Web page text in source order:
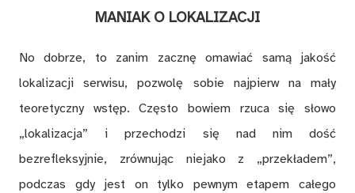
MANIAK O LOKALIZACJI
No dobrze, to zanim zacznę omawiać samą jakość
lokalizacji serwisu, pozwolę sobie najpierw na mały
teoretyczny wstęp. Często bowiem rzuca się słowo
„lokalizacja” i przechodzi się nad nim dość
bezrefleksyjnie, zrównując niejako z „przekładem”,
podczas gdy jest on tylko pewnym etapem całego